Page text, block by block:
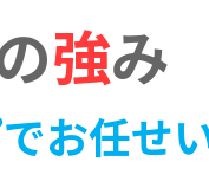
強み
お任せ